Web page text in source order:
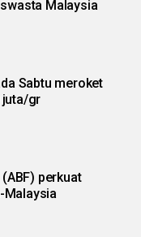
Malaysia
Sabtu meroket
juta/gr
perkuat
Malaysia